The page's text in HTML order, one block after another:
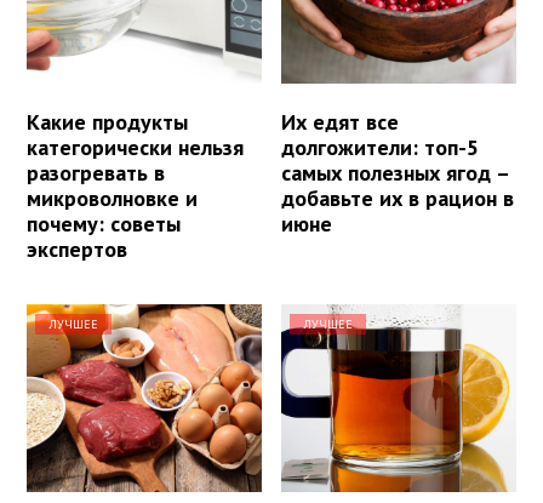
Какие продукты
категорически нельзя
разогревать в
микроволновке и
почему: советы
экспертов
Их едят все
долгожители: топ-5
самых полезных ягод –
добавьте их в рацион в
июне
ЛУЧШЕЕ ЛУЧШЕЕ